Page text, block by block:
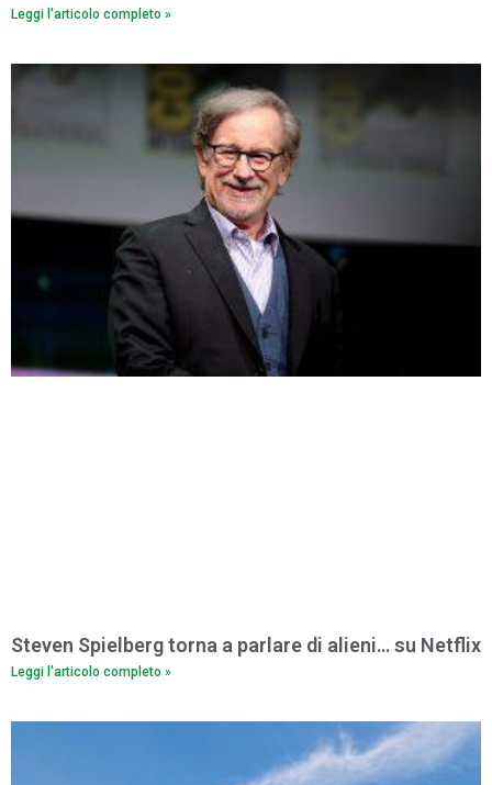
Leggi l'articolo completo »
Steven Spielberg torna a parlare di alieni… su Netflix
Leggi l'articolo completo »